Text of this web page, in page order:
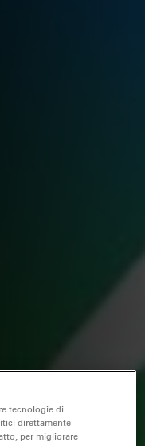
tecnologie di
direttamente
per migliorare